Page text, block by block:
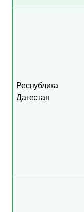
Республика
Дагестан